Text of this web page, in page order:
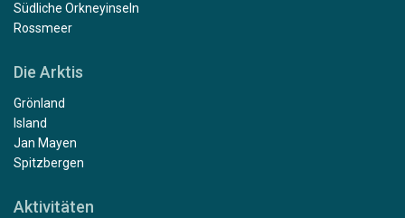
Südliche Orkneyinseln
Rossmeer
Die Arktis
Grönland
Island
Jan Mayen
Spitzbergen
Aktivitäten